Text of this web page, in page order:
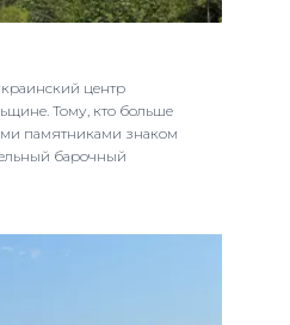
центр
Тому, кто больше
памятниками знаком
барочный